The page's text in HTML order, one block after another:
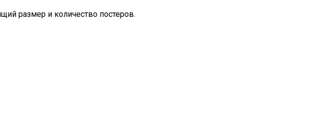
размер и количество постеров.